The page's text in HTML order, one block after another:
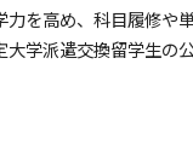
を高め、科目履修や
学派遣交換留学生